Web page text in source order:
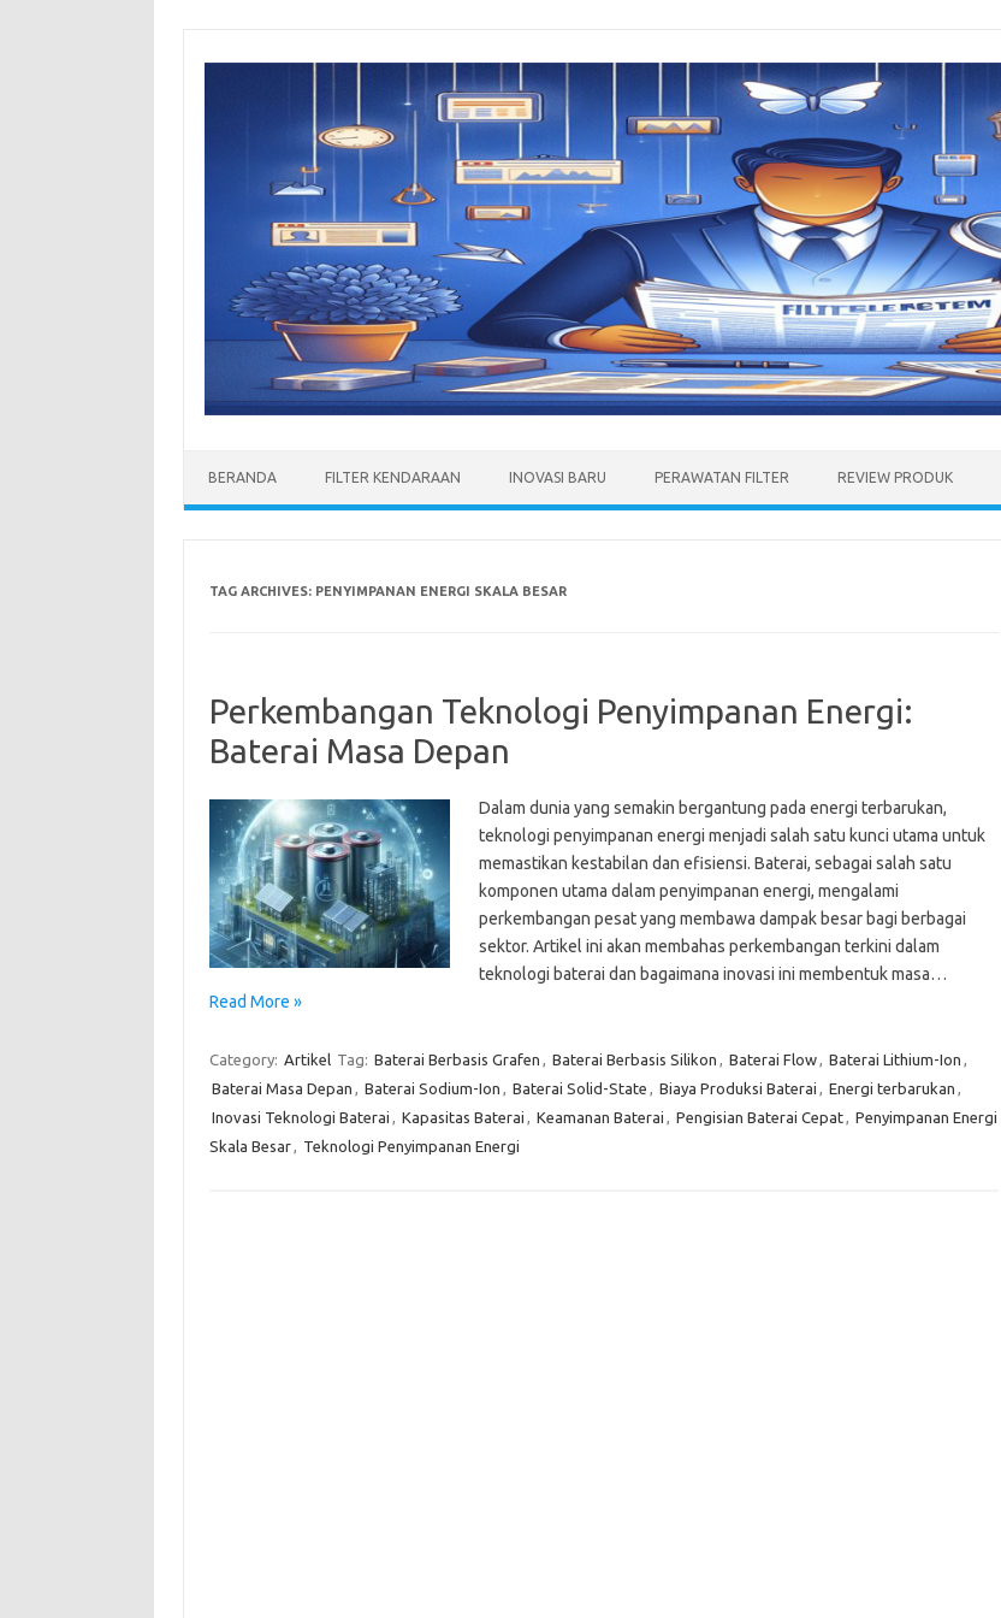
BERANDA FILTER KENDARAAN INOVASI BARU PERAWATAN FILTER REVIEW PRODUK
TAG ARCHIVES: PENYIMPANAN ENERGI SKALA BESAR
Perkembangan Teknologi Penyimpanan Energi:
Baterai Masa Depan
Dalam dunia yang semakin bergantung pada energi terbarukan,
teknologi penyimpanan energi menjadi salah satu kunci utama untuk
memastikan kestabilan dan efisiensi. Baterai, sebagai salah satu
komponen utama dalam penyimpanan energi, mengalami
perkembangan pesat yang membawa dampak besar bagi berbagai
sektor. Artikel ini akan membahas perkembangan terkini dalam
teknologi baterai dan bagaimana inovasi ini membentuk masa…
Read More »
Category: Artikel Tag: Baterai Berbasis Grafen , Baterai Berbasis Silikon , Baterai Flow, Baterai Lithium-Ion ,
Baterai Masa Depan , Baterai Sodium-Ion , Baterai Solid-State , Biaya Produksi Baterai , Energi terbarukan ,
Inovasi Teknologi Baterai , Kapasitas Baterai , Keamanan Baterai , Pengisian Baterai Cepat, Penyimpanan Energi
Skala Besar, Teknologi Penyimpanan Energi